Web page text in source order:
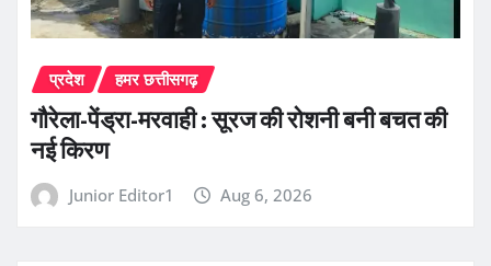
प्रदेश हमर छत्तीसगढ़
गौरेला-पेंड्रा-मरवाही : सूरज की रोशनी बनी बचत की
नई किरण
Junior Editor1 Aug 6, 2026